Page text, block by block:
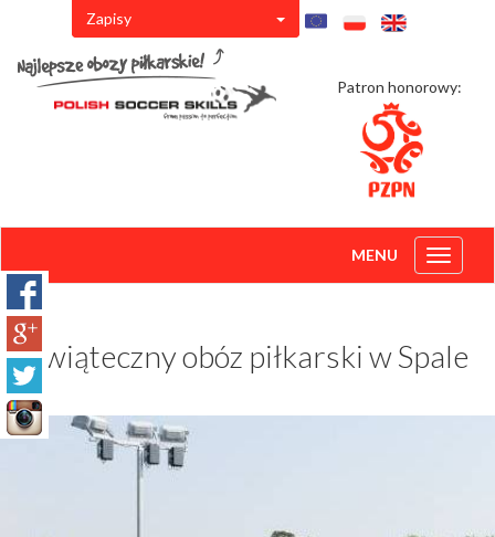
Zapisy
Patron honorowy:
Toggle
MENU
Świąteczny obóz piłkarski w Spale